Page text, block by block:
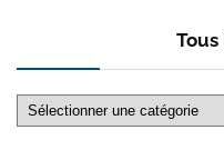
Tous
Tous
les